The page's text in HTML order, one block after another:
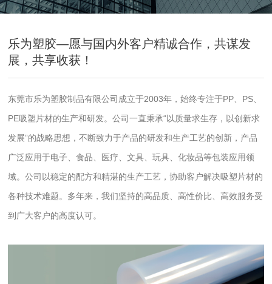
乐为塑胶—愿与国内外客户精诚合作，共谋发
展，共享收获！
东莞市乐为塑胶制品有限公司成立于2003年，始终专注于PP、PS、
PE吸塑片材的生产和研发。公司一直秉承“以质量求生存，以创新求
发展”的战略思想，不断致力于产品的研发和生产工艺的创新，产品
广泛应用于电子、食品、医疗、文具、玩具、化妆品等包装应用领
域。公司以稳定的配方和精湛的生产工艺，协助客户解决吸塑片材的
各种技术难题。多年来，我们坚持的高品质、高性价比、高效服务受
到广大客户的高度认可。